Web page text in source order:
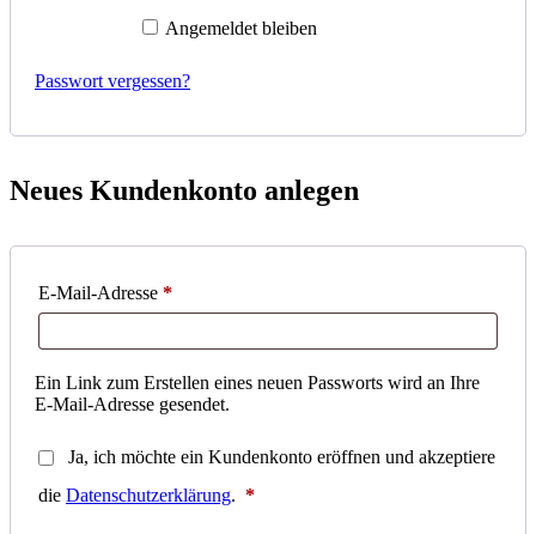
Angemeldet bleiben
Passwort vergessen?
Neues Kundenkonto anlegen
E-Mail-Adresse *Erforderlich
Ein Link zum Erstellen eines neuen Passworts wird an Ihre
E-Mail-Adresse gesendet.
Ja, ich möchte ein Kundenkonto eröffnen und akzeptiere
die Datenschutzerklärung. *Erforderlich